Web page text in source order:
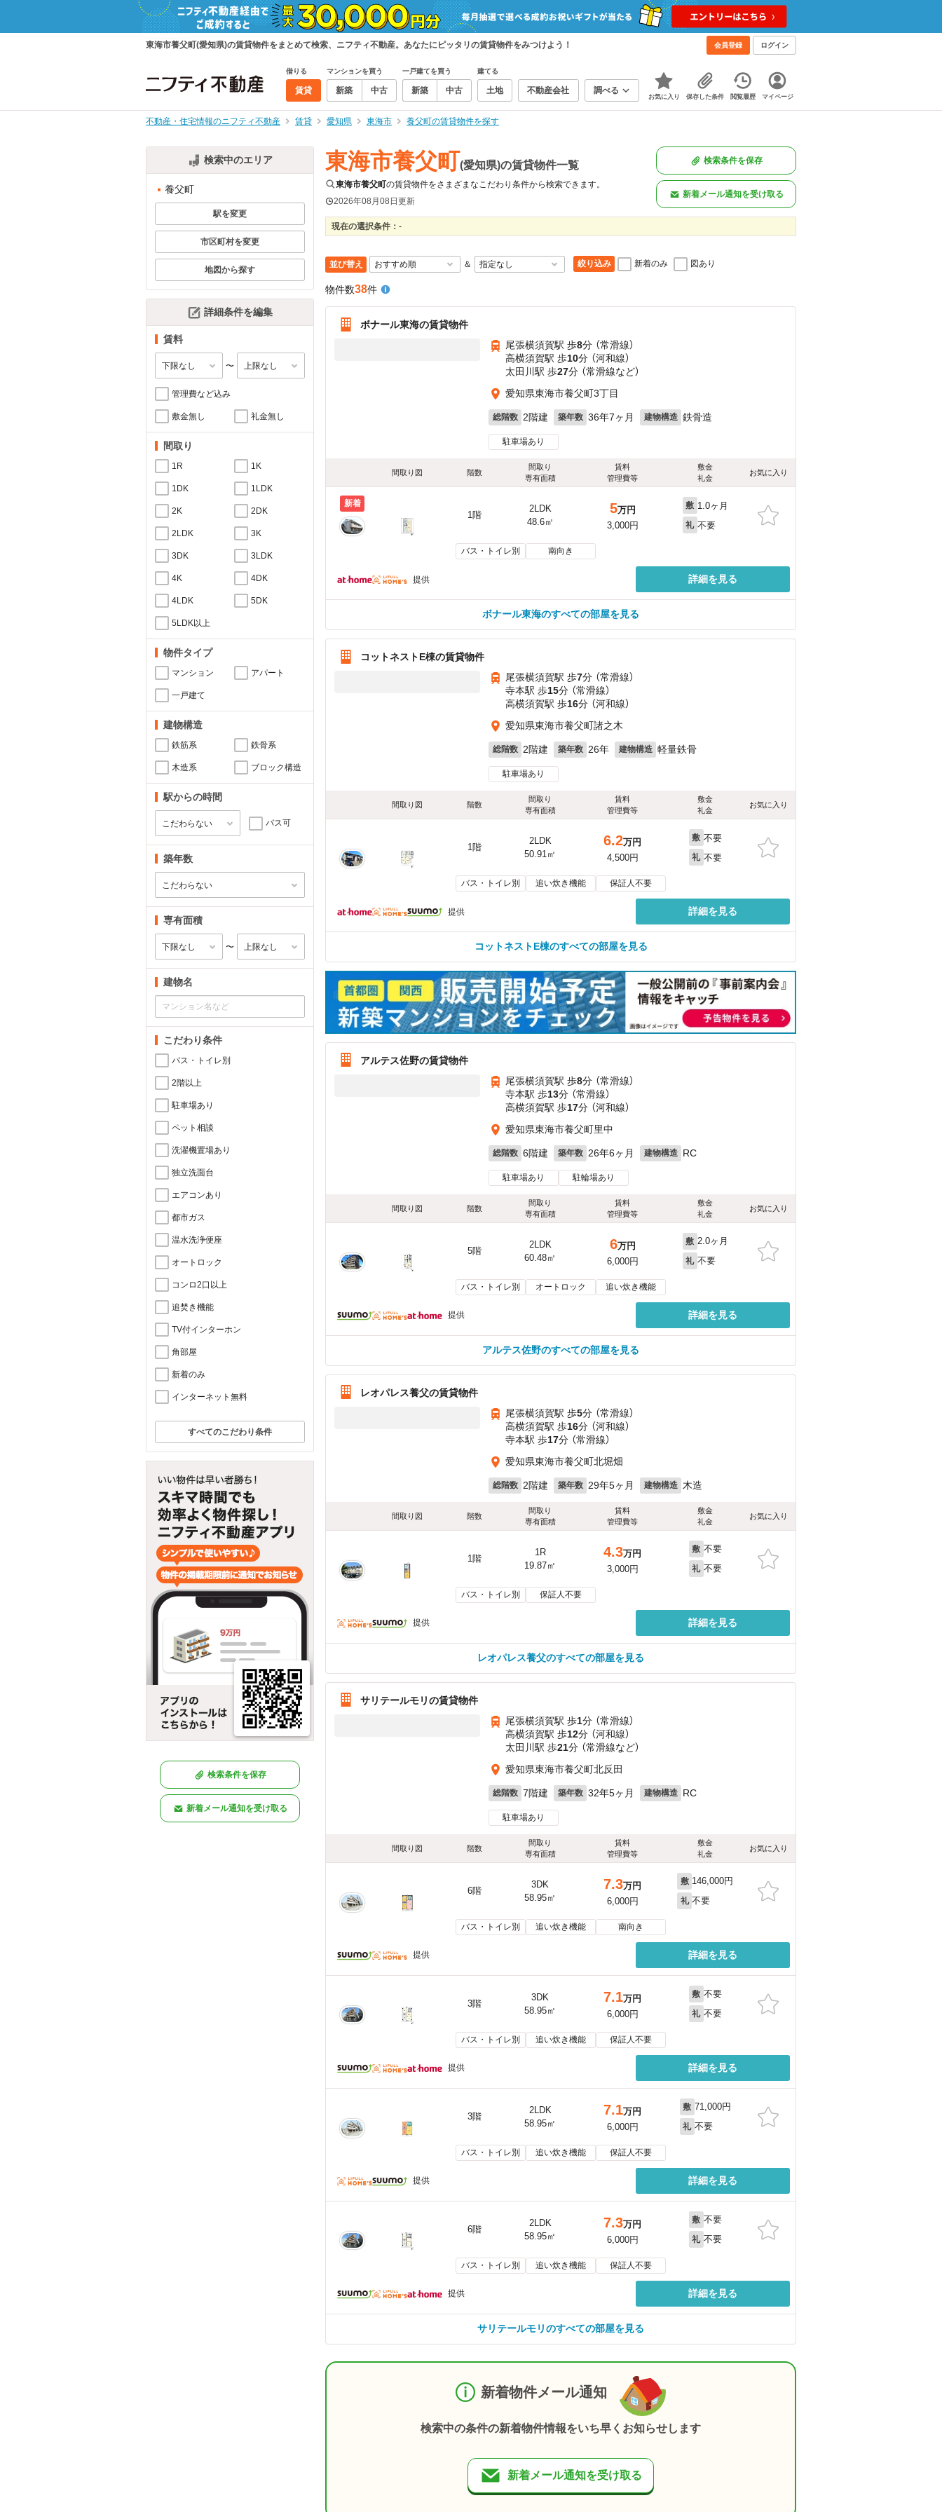
東海市養父町(愛知県)の賃貸物件をまとめて検索、ニフティ不動産。あなたにピッタリの賃貸物件をみつけよう！ 会員登録 ログイン
借りる
賃貸
マンションを買う
新築 中古
一戸建てを買う
新築 中古
建てる
土地 不動産会社 調べる
お気に入り 保存した条件 閲覧履歴 マイページ
不動産・住宅情報のニフティ不動産 賃貸 愛知県 東海市 養父町の賃貸物件を探す
検索中のエリア
養父町
駅を変更
市区町村を変更
地図から探す
詳細条件を編集
賃料
〜
管理費など込み
敷金無し 礼金無し
間取り
1R 1K
1DK 1LDK
2K 2DK
2LDK 3K
3DK 3LDK
4K 4DK
4LDK 5DK
5LDK以上
物件タイプ
マンション アパート
一戸建て
建物構造
鉄筋系 鉄骨系
木造系 ブロック構造
駅からの時間
バス可
築年数
専有面積
〜
建物名
こだわり条件
バス・トイレ別
2階以上
駐車場あり
ペット相談
洗濯機置場あり
独立洗面台
エアコンあり
都市ガス
温水洗浄便座
オートロック
コンロ2口以上
追焚き機能
TV付インターホン
角部屋
新着のみ
インターネット無料
すべてのこだわり条件
検索条件を保存
新着メール通知を受け取る
東海市養父町(愛知県)の賃貸物件一覧
東海市養父町の賃貸物件をさまざまなこだわり条件から検索できます。
2026年08月08日更新
検索条件を保存
新着メール通知を受け取る
現在の選択条件： -
並び替え ＆ 絞り込み 新着のみ 図あり
物件数38件
ボナール東海の賃貸物件
尾張横須賀駅 歩8分 （常滑線）
高横須賀駅 歩10分 （河和線）
太田川駅 歩27分 （常滑線など）
愛知県東海市養父町3丁目
総階数 2階建 築年数 36年7ヶ月 建物構造 鉄骨造
駐車場あり
間取り図 階数
間取り
専有面積
賃料
管理費等
敷金
礼金
お気に入り
新着
1階
2LDK
48.6㎡
5万円
3,000円
敷 1.0ヶ月
礼 不要
バス・トイレ別 南向き
提供 詳細を見る
ボナール東海のすべての部屋を見る
コットネストE棟の賃貸物件
尾張横須賀駅 歩7分 （常滑線）
寺本駅 歩15分 （常滑線）
高横須賀駅 歩16分 （河和線）
愛知県東海市養父町諸之木
総階数 2階建 築年数 26年 建物構造 軽量鉄骨
駐車場あり
間取り図 階数
間取り
専有面積
賃料
管理費等
敷金
礼金
お気に入り
1階
2LDK
50.91㎡
6.2万円
4,500円
敷 不要
礼 不要
バス・トイレ別 追い炊き機能 保証人不要
提供 詳細を見る
コットネストE棟のすべての部屋を見る
アルテス佐野の賃貸物件
尾張横須賀駅 歩8分 （常滑線）
寺本駅 歩13分 （常滑線）
高横須賀駅 歩17分 （河和線）
愛知県東海市養父町里中
総階数 6階建 築年数 26年6ヶ月 建物構造 RC
駐車場あり 駐輪場あり
間取り図 階数
間取り
専有面積
賃料
管理費等
敷金
礼金
お気に入り
5階
2LDK
60.48㎡
6万円
6,000円
敷 2.0ヶ月
礼 不要
バス・トイレ別 オートロック 追い炊き機能
提供 詳細を見る
アルテス佐野のすべての部屋を見る
レオパレス養父の賃貸物件
尾張横須賀駅 歩5分 （常滑線）
高横須賀駅 歩16分 （河和線）
寺本駅 歩17分 （常滑線）
愛知県東海市養父町北堀畑
総階数 2階建 築年数 29年5ヶ月 建物構造 木造
間取り図 階数
間取り
専有面積
賃料
管理費等
敷金
礼金
お気に入り
1階
1R
19.87㎡
4.3万円
3,000円
敷 不要
礼 不要
バス・トイレ別 保証人不要
提供 詳細を見る
レオパレス養父のすべての部屋を見る
サリテールモリの賃貸物件
尾張横須賀駅 歩1分 （常滑線）
高横須賀駅 歩12分 （河和線）
太田川駅 歩21分 （常滑線など）
愛知県東海市養父町北反田
総階数 7階建 築年数 32年5ヶ月 建物構造 RC
駐車場あり
間取り図 階数
間取り
専有面積
賃料
管理費等
敷金
礼金
お気に入り
6階
3DK
58.95㎡
7.3万円
6,000円
敷 146,000円
礼 不要
バス・トイレ別 追い炊き機能 南向き
提供 詳細を見る
3階
3DK
58.95㎡
7.1万円
6,000円
敷 不要
礼 不要
バス・トイレ別 追い炊き機能 保証人不要
提供 詳細を見る
3階
2LDK
58.95㎡
7.1万円
6,000円
敷 71,000円
礼 不要
バス・トイレ別 追い炊き機能 保証人不要
提供 詳細を見る
6階
2LDK
58.95㎡
7.3万円
6,000円
敷 不要
礼 不要
バス・トイレ別 追い炊き機能 保証人不要
提供 詳細を見る
サリテールモリのすべての部屋を見る
新着物件メール通知
検索中の条件の新着物件情報をいち早くお知らせします
新着メール通知を受け取る